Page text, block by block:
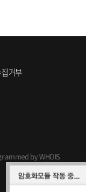
거부
by WHOIS